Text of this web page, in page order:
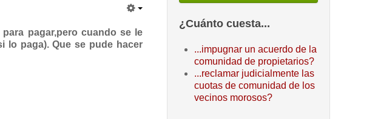
pagar,pero cuando se le
lo paga). Que se pude hacer
¿Cuánto cuesta...
...impugnar un acuerdo de la
comunidad de propietarios?
...reclamar judicialmente las
cuotas de comunidad de los
vecinos morosos?